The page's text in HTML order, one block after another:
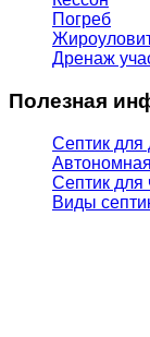
Погреб
Дренаж
Полезная
Септик для
Септик для
Виды